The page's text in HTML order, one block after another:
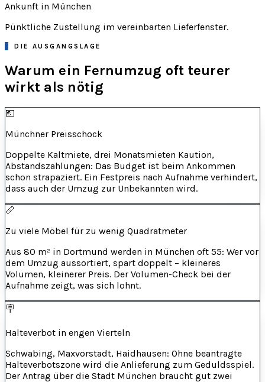
Ankunft in München
Pünktliche Zustellung im vereinbarten Lieferfenster.
DIE AUSGANGSLAGE
Warum ein Fernumzug oft teurer
wirkt als nötig
💶
Münchner Preisschock
Doppelte Kaltmiete, drei Monatsmieten Kaution,
Abstandszahlungen: Das Budget ist beim Ankommen
schon strapaziert. Ein Festpreis nach Aufnahme verhindert,
dass auch der Umzug zur Unbekannten wird.
📏
Zu viele Möbel für zu wenig Quadratmeter
Aus 80 m² in Dortmund werden in München oft 55: Wer vor
dem Umzug aussortiert, spart doppelt – kleineres
Volumen, kleinerer Preis. Der Volumen-Check bei der
Aufnahme zeigt, was sich lohnt.
🪧
Halteverbot in engen Vierteln
Schwabing, Maxvorstadt, Haidhausen: Ohne beantragte
Halteverbotszone wird die Anlieferung zum Geduldsspiel.
Der Antrag über die Stadt München braucht gut zwei